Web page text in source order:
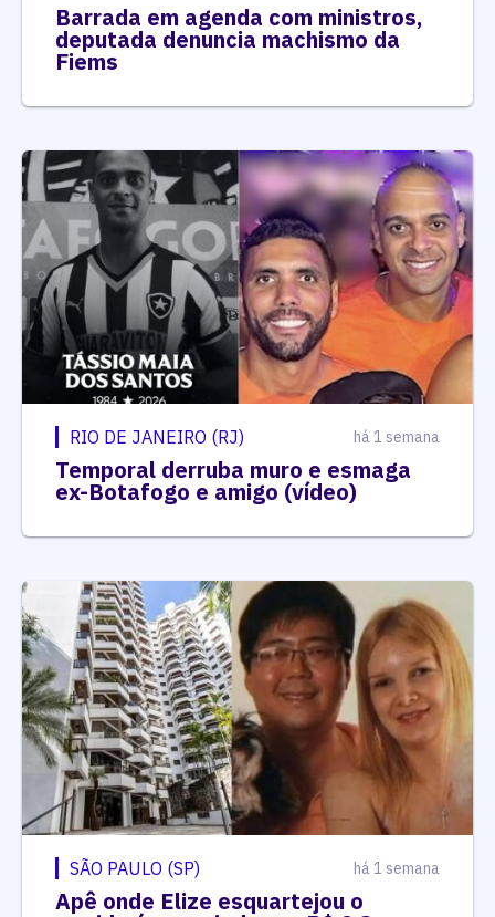
Barrada em agenda com ministros,
deputada denuncia machismo da
Fiems
RIO DE JANEIRO (RJ) há 1 semana
Temporal derruba muro e esmaga
ex-Botafogo e amigo (vídeo)
SÃO PAULO (SP) há 1 semana
Apê onde Elize esquartejou o